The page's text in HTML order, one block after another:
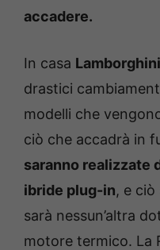
accadere.
In casa Lamborghini
drastici
modelli che
ciò che accadrà in
saranno realizzate
ibride plug-in, e
sarà nessun’altra
motore termico. La